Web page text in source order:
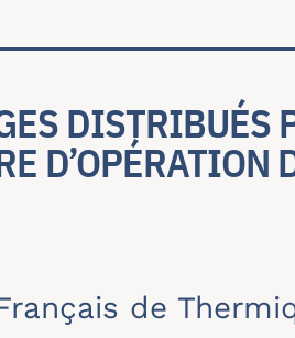
DISTRIBUÉS
D’OPÉRATION
de